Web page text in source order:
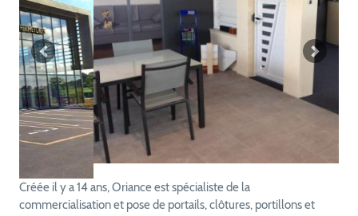
Previous Next
Créée il y a 14 ans, Oriance est spécialiste de la
commercialisation et pose de portails, clôtures, portillons et
claustras mais aussi de fenêtres, portes, volets, stores bannes et